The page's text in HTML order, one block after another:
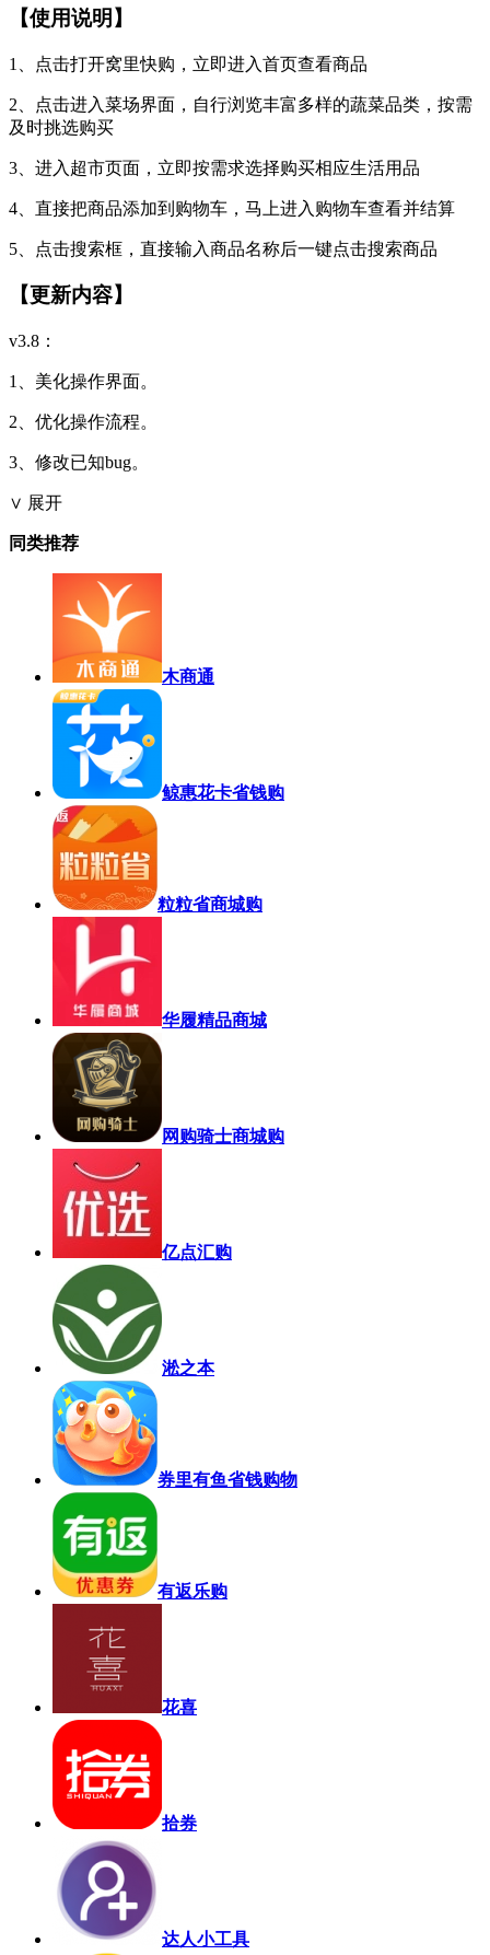
【使用说明】
1、点击打开窝里快购，立即进入首页查看商品
2、点击进入菜场界面，自行浏览丰富多样的蔬菜品类，按需
及时挑选购买
3、进入超市页面，立即按需求选择购买相应生活用品
4、直接把商品添加到购物车，马上进入购物车查看并结算
5、点击搜索框，直接输入商品名称后一键点击搜索商品
【更新内容】
v3.8：
1、美化操作界面。
2、优化操作流程。
3、修改已知bug。
∨ 展开
同类推荐
木商通
鲸惠花卡省钱购
粒粒省商城购
华履精品商城
网购骑士商城购
亿点汇购
淞之本
券里有鱼省钱购物
有返乐购
花喜
拾券
达人小工具